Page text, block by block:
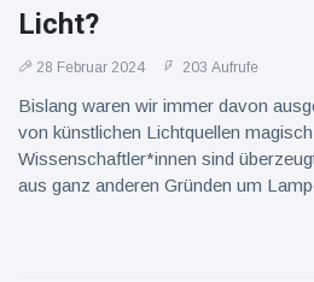
Licht?
28 Februar 2024 203 Aufrufe
Bislang waren wir immer davon
von künstlichen Lichtquellen
Wissenschaftler*innen sind
aus ganz anderen Gründen um